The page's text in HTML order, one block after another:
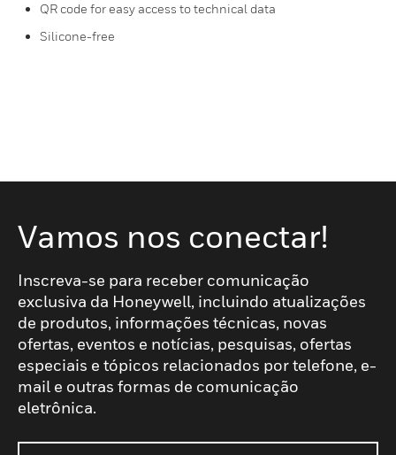
QR code for easy access to technical data
Silicone-free
Vamos nos conectar!
Inscreva-se para receber comunicação
exclusiva da Honeywell, incluindo atualizações
de produtos, informações técnicas, novas
ofertas, eventos e notícias, pesquisas, ofertas
especiais e tópicos relacionados por telefone, e-
mail e outras formas de comunicação
eletrônica.